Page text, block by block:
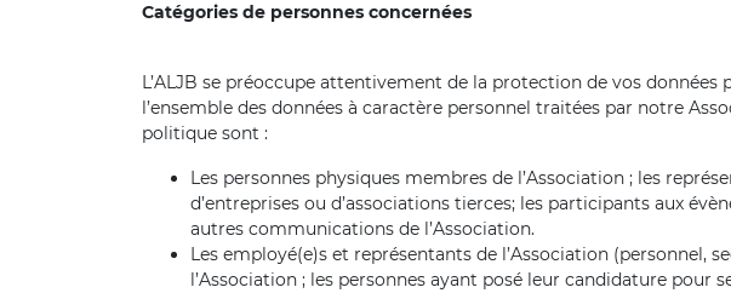
Catégories de personnes concernées
L’ALJB se préoccupe attentivement de la protection de vos
l’ensemble des données à caractère personnel traitées par notre
politique sont :
Les personnes physiques membres de l’Association ; les
d’entreprises ou d’associations tierces; les participants aux
autres communications de l’Association.
Les employé(e)s et représentants de l’Association (personnel,
l’Association ; les personnes ayant posé leur candidature pour